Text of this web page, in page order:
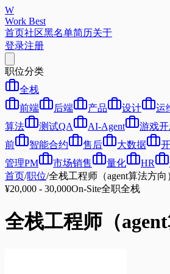
W
Work Best
首页社区黑名单简历关于
登录注册
职位分类
全栈
前端
后端 产品 设计 运
算法
测试QA AI-Agent 游戏
前
智能合约 售后 大数据
管理PM
市场销售 量化 HR
首页/职位/全栈工程师（agent算法方向
¥20,000 - 30,000On-Site全职全栈
全栈工程师（agent